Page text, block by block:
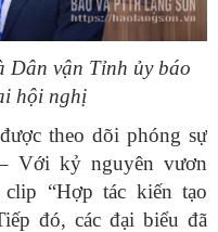
Dân vận Tỉnh ủy báo
hội nghị
theo dõi phóng sự
Với kỷ nguyên vươn
“Hợp tác kiến tạo
đó, các đại biểu đã